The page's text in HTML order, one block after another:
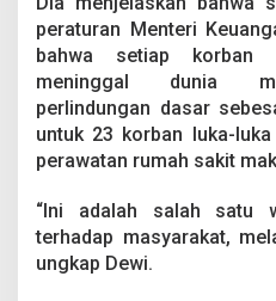
i
S
u
h
T
e
i
a
peraturan Menteri
bahwa setiap korban
meninggal dunia
perlindungan dasar
untuk 23 korban luka-
perawatan rumah sakit
“Ini adalah salah satu
terhadap masyarakat,
ungkap Dewi.